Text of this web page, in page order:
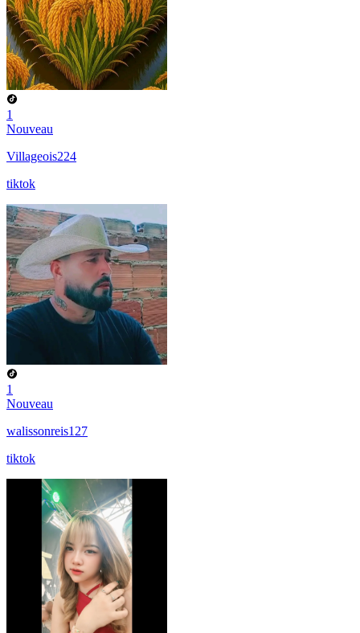
1
Nouveau
Villageois224
tiktok
1
Nouveau
walissonreis127
tiktok